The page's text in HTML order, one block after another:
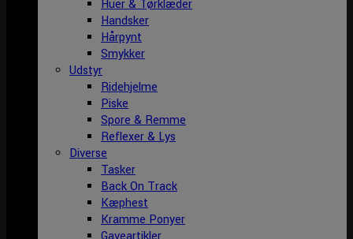
Huer & Tørklæder
Handsker
Hårpynt
Smykker
Udstyr
Ridehjelme
Piske
Spore & Remme
Reflexer & Lys
Diverse
Tasker
Back On Track
Kæphest
Kramme Ponyer